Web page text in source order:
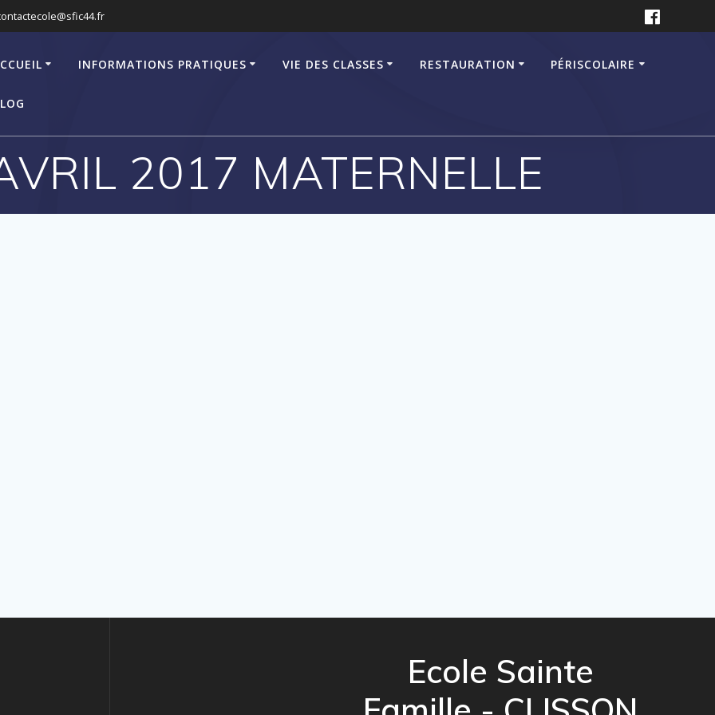
INFORMATIONS PRATIQUES VIE DES CLASSES RESTAURATION PÉRISCOLAIRE
2017 MATERNELLE
Ecole Sainte